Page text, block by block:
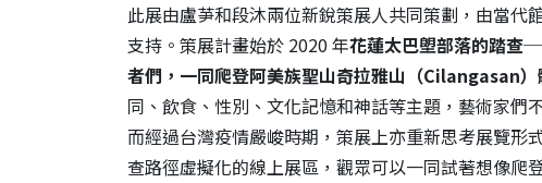
此展由盧芛和段沐兩位新銳策展人共同策劃，由當
支持。策展計畫始於 2020 年花蓮太巴塱部落的踏查
者們，一同爬登阿美族聖山奇拉雅山（Cilangasan
同、飲食、性別、文化記憶和神話等主題，藝術家們
而經過台灣疫情嚴峻時期，策展上亦重新思考展覽形
查路徑虛擬化的線上展區，觀眾可以一同試著想像爬